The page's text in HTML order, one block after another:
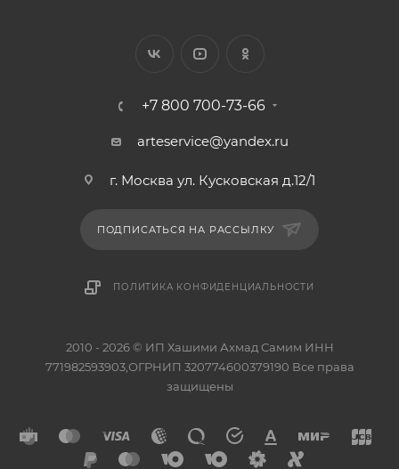
+7 800 700-73-66
arteservice@yandex.ru
г. Москва ул. Кусковская д.12/1
ПОДПИСАТЬСЯ НА РАССЫЛКУ
ПОЛИТИКА КОНФИДЕНЦИАЛЬНОСТИ
2010 - 2026 © ИП Хашими Ахмад Самим ИНН
771982593903,ОГРНИП 320774600379190 Все права
защищены